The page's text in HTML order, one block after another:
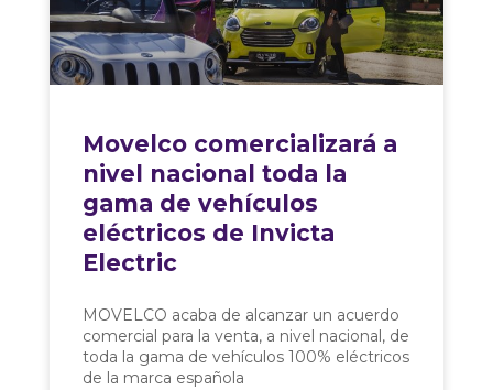
Movelco comercializará a
nivel nacional toda la
gama de vehículos
eléctricos de Invicta
Electric
MOVELCO acaba de alcanzar un acuerdo
comercial para la venta, a nivel nacional, de
toda la gama de vehículos 100% eléctricos
de la marca española